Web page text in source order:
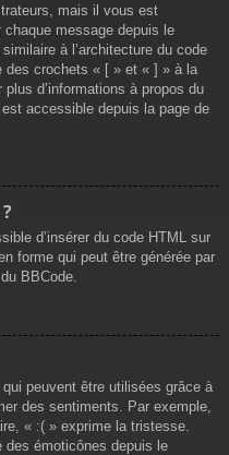
mais il vous est
message depuis le
à l’architecture du code
des crochets « [ » et « ] » à la
d’informations à propos du
accessible depuis la page de
d’insérer du code HTML sur
forme qui peut être générée par
BBCode.
peuvent être utilisées grâce à
des sentiments. Par exemple,
« :( » exprime la tristesse.
émoticônes depuis le